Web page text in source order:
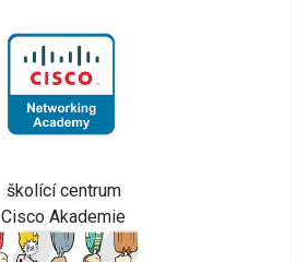
školící centrum
Cisco Akademie